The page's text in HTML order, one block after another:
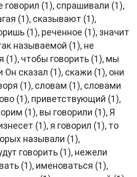
говорил (1), спрашивали (1),
(1), сказывают (1),
(1), реченное (1), значит
называемой (1), не
(1), чтобы говорить (1), мы
Он сказал (1), скажи (1), они
(1), словам (1), словами
(1), приветствующий (1),
(1), вы говорили (1), Я
(1), я говорил (1), то
называли (1),
говорить (1), нежели
(1), именоваться (1),